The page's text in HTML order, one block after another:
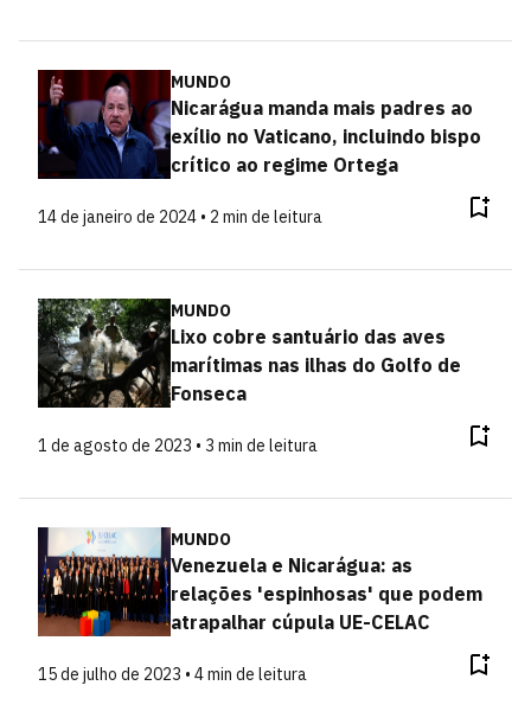
MUNDO
Nicarágua manda mais padres ao
exílio no Vaticano, incluindo bispo
crítico ao regime Ortega
14 de janeiro de 2024 • 2 min de leitura
MUNDO
Lixo cobre santuário das aves
marítimas nas ilhas do Golfo de
Fonseca
1 de agosto de 2023 • 3 min de leitura
MUNDO
Venezuela e Nicarágua: as
relações 'espinhosas' que podem
atrapalhar cúpula UE-CELAC
15 de julho de 2023 • 4 min de leitura